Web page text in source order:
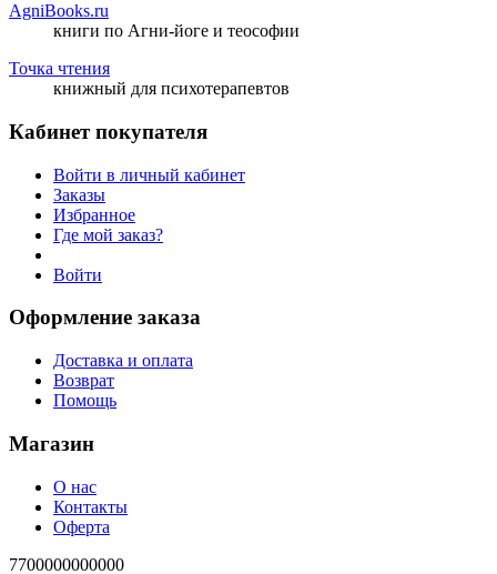
AgniBooks.ru
книги по Агни-йоге и теософии
Точка чтения
книжный для психотерапевтов
Кабинет покупателя
Войти в личный кабинет
Заказы
Избранное
Где мой заказ?
Войти
Оформление заказа
Доставка и оплата
Возврат
Помощь
Магазин
О нас
Контакты
Оферта
7700000000000